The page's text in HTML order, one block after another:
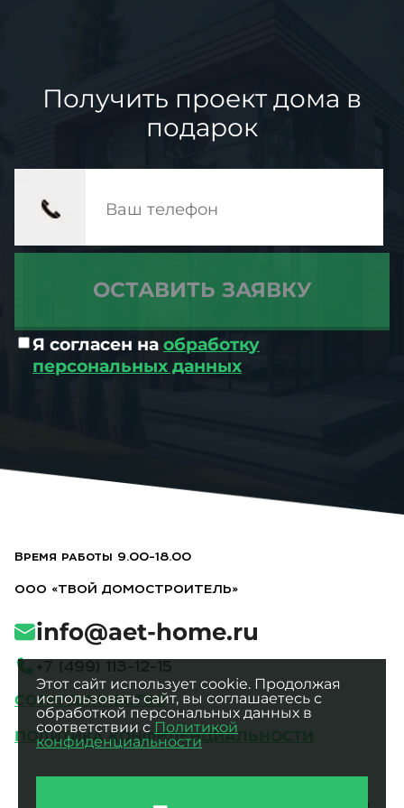
Получить проект дома в
подарок
Я согласен на обработку
персональных данных
Время работы 9.00-18.00
ООО «ТВОЙ ДОМОСТРОИТЕЛЬ»
СОТРУДНИЧЕСТВО
ПОЛИТИКА КОНФИДЕНЦИАЛЬНОСТИ
info@aet-home.ru
интеллектуальной собственностью
Этот сайт использует cookie. Продолжая
использовать сайт, вы соглашаетесь с
обработкой персональных данных в
соответствии с Политикой
конфиденциальности